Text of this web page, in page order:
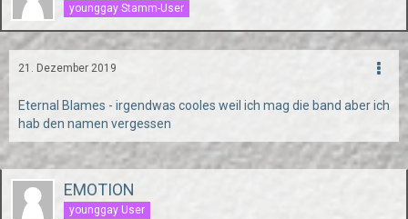
younggay Stamm-User
21. Dezember 2019
Eternal Blames - irgendwas cooles weil ich mag die band aber ich
hab den namen vergessen
EMOTION
younggay User